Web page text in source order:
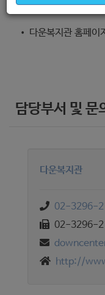
• 다운복지관 홈페이
담당부서 및 문
다운복지관
02-3296-
02-3296-
http://